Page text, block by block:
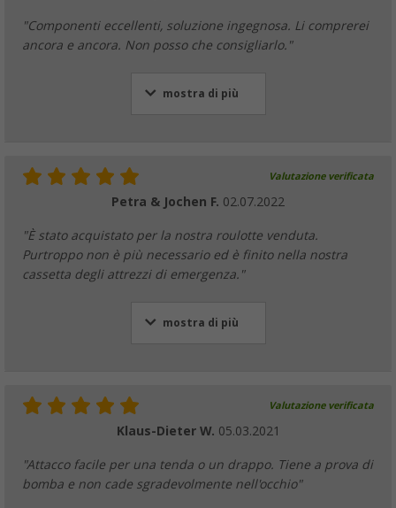
"Componenti eccellenti, soluzione ingegnosa. Li comprerei
ancora e ancora. Non posso che consigliarlo."
mostra di più
Valutazione verificata
Petra & Jochen F. 02.07.2022
"È stato acquistato per la nostra roulotte venduta.
Purtroppo non è più necessario ed è finito nella nostra
cassetta degli attrezzi di emergenza."
mostra di più
Valutazione verificata
Klaus-Dieter W. 05.03.2021
"Attacco facile per una tenda o un drappo. Tiene a prova di
bomba e non cade sgradevolmente nell'occhio"